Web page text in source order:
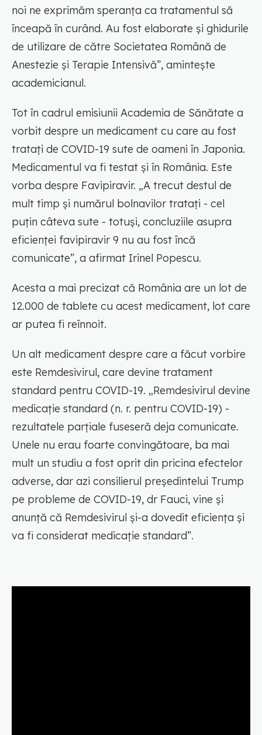
noi ne exprimăm speranța ca tratamentul să
înceapă în curând. Au fost elaborate și ghidurile
de utilizare de către Societatea Română de
Anestezie și Terapie Intensivă”, amintește
academicianul.
Tot în cadrul emisiunii Academia de Sănătate a
vorbit despre un medicament cu care au fost
tratați de COVID-19 sute de oameni în Japonia.
Medicamentul va fi testat și în România. Este
vorba despre Favipiravir. „A trecut destul de
mult timp și numărul bolnavilor tratați - cel
puțin câteva sute - totuși, concluziile asupra
eficienței favipiravir 9 nu au fost încă
comunicate”, a afirmat Irinel Popescu.
Acesta a mai precizat că România are un lot de
12.000 de tablete cu acest medicament, lot care
ar putea fi reînnoit.
Un alt medicament despre care a făcut vorbire
este Remdesivirul, care devine tratament
standard pentru COVID-19. „Remdesivirul devine
medicație standard (n. r. pentru COVID-19) -
rezultatele parțiale fuseseră deja comunicate.
Unele nu erau foarte convingătoare, ba mai
mult un studiu a fost oprit din pricina efectelor
adverse, dar azi consilierul președintelui Trump
pe probleme de COVID-19, dr Fauci, vine și
anunță că Remdesivirul și-a dovedit eficiența și
va fi considerat medicație standard”.